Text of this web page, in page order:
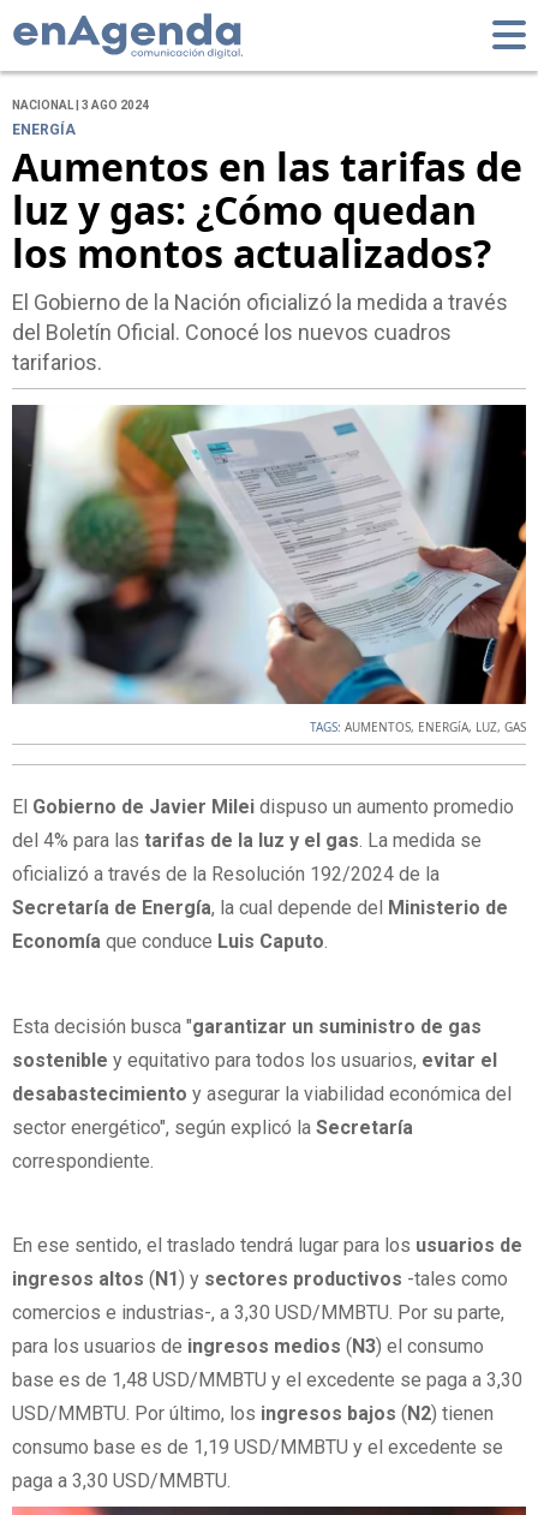
NACIONAL | 3 AGO 2024
ENERGÍA
Aumentos en las tarifas de
luz y gas: ¿Cómo quedan
los montos actualizados?
El Gobierno de la Nación oficializó la medida a través
del Boletín Oficial. Conocé los nuevos cuadros
tarifarios.
TAGS: AUMENTOS, ENERGíA, LUZ, GAS
El Gobierno de Javier Milei dispuso un aumento promedio
del 4% para las tarifas de la luz y el gas. La medida se
oficializó a través de la Resolución 192/2024 de la
Secretaría de Energía, la cual depende del
Ministerio de
Economía que conduce Luis Caputo.
Esta decisión busca "garantizar un suministro de gas
sostenible y equitativo para todos los usuarios, evitar el
desabastecimiento y asegurar la viabilidad económica del
sector energético", según explicó la Secretaría
correspondiente.
En ese sentido, el traslado tendrá lugar para los usuarios de
ingresos altos ( N1) y sectores productivos -tales como
comercios e industrias-, a 3,30 USD/MMBTU. Por su parte,
para los usuarios de ingresos medios ( N3) el consumo
base es de 1,48 USD/MMBTU y el excedente se paga a 3,30
USD/MMBTU. Por último, los ingresos bajos ( N2) tienen
consumo base es de 1,19 USD/MMBTU y el excedente se
paga a 3,30 USD/MMBTU.